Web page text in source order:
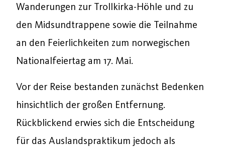
Wanderungen zur Trollkirka-Höhle und zu
den Midsundtrappene sowie die Teilnahme
an den Feierlichkeiten zum norwegischen
Nationalfeiertag am 17. Mai.
Vor der Reise bestanden zunächst Bedenken
hinsichtlich der großen Entfernung.
Rückblickend erwies sich die Entscheidung
für das Auslandspraktikum jedoch als